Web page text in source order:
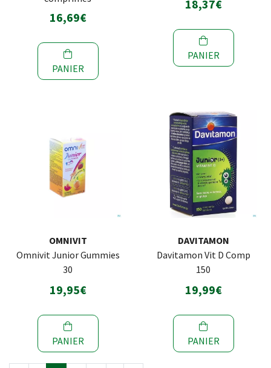
16,69€
PANIER
18,37€
PANIER
OMNIVIT
Omnivit Junior Gummies
30
19,95€
PANIER
DAVITAMON
Davitamon Vit D Comp
150
19,99€
PANIER